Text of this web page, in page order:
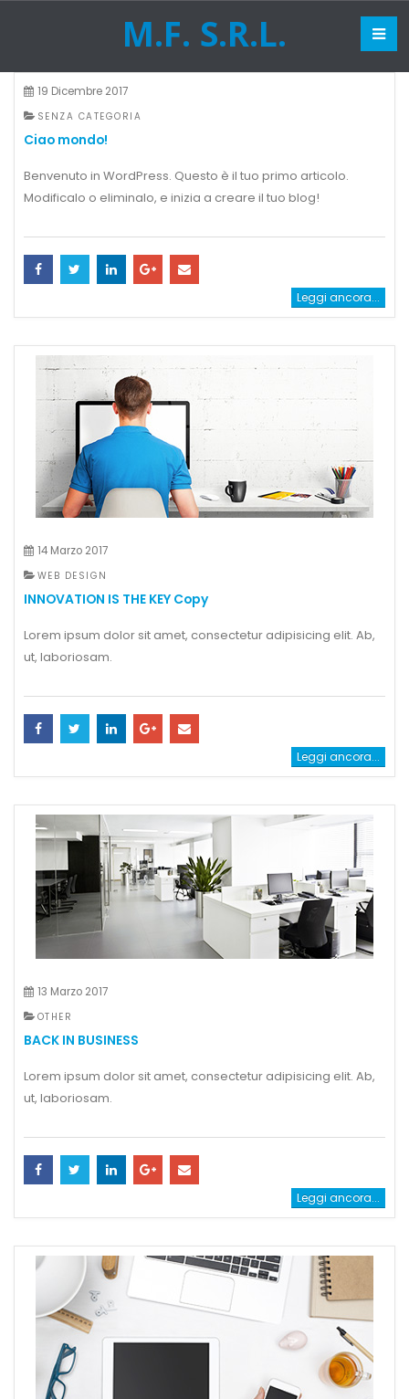
M.F. S.R.L.
19 Dicembre 2017
SENZA CATEGORIA
Ciao mondo!
Benvenuto in WordPress. Questo è il tuo primo articolo.
Modificalo o eliminalo, e inizia a creare il tuo blog!
Leggi ancora...
14 Marzo 2017
WEB DESIGN
INNOVATION IS THE KEY Copy
Lorem ipsum dolor sit amet, consectetur adipisicing elit. Ab,
ut, laboriosam.
Leggi ancora...
13 Marzo 2017
OTHER
BACK IN BUSINESS
Lorem ipsum dolor sit amet, consectetur adipisicing elit. Ab,
ut, laboriosam.
Leggi ancora...